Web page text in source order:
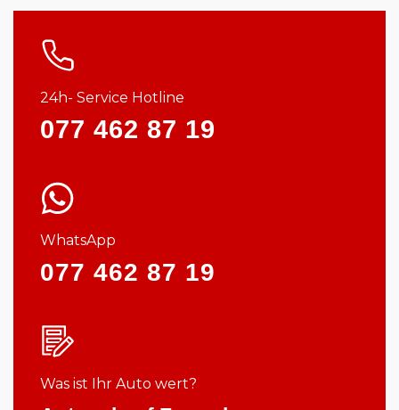
24h- Service Hotline
077 462 87 19
WhatsApp
077 462 87 19
Was ist Ihr Auto wert?